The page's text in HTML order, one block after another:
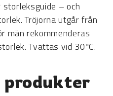
– och
Tröjorna utgår från
män rekommenderas
Tvättas vid 30ºC.
produkter